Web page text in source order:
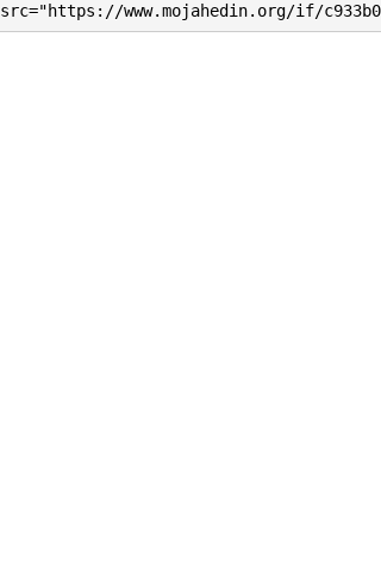
src="https://www.mojahedin.org/if/